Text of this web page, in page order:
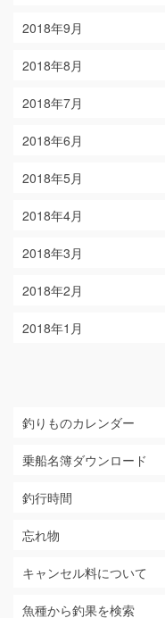
2018年9月
2018年8月
2018年7月
2018年6月
2018年5月
2018年4月
2018年3月
2018年2月
2018年1月
釣りものカレンダー
乗船名簿ダウンロード
釣行時間
忘れ物
キャンセル料について
魚種から釣果を検索